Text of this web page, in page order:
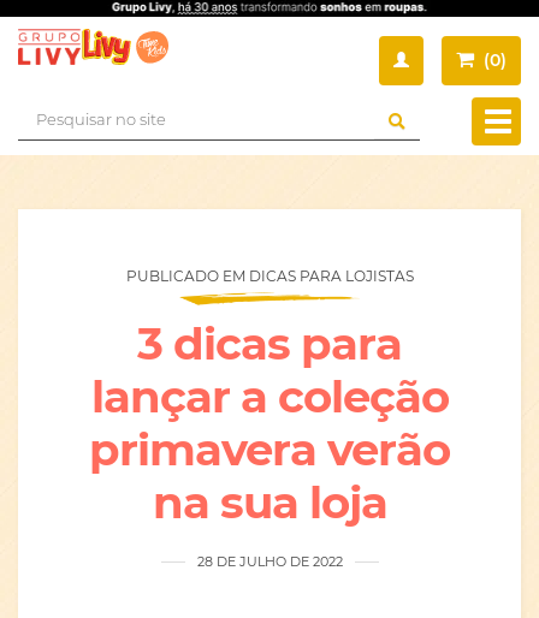
(0)
Busca
PUBLICADO EM DICAS PARA LOJISTAS
3 dicas para
lançar a coleção
primavera verão
na sua loja
28 DE JULHO DE 2022